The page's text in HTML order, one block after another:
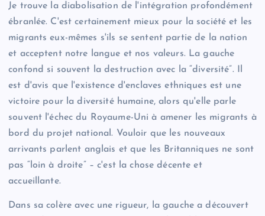
Je trouve la diabolisation de l'intégration profondément
ébranlée. C'est certainement mieux pour la société et les
migrants eux-mêmes s'ils se sentent partie de la nation
et acceptent notre langue et nos valeurs. La gauche
confond si souvent la destruction avec la “diversité”. Il
est d'avis que l'existence d'enclaves ethniques est une
victoire pour la diversité humaine, alors qu'elle parle
souvent l'échec du Royaume-Uni à amener les migrants à
bord du projet national. Vouloir que les nouveaux
arrivants parlent anglais et que les Britanniques ne sont
pas “loin à droite” – c'est la chose décente et
accueillante.
Dans sa colère avec une rigueur, la gauche a découvert